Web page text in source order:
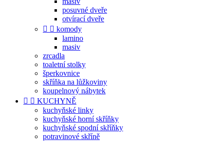
posuvné dveře
otvírací dveře
  komody
lamino
masiv
zrcadla
toaletní stolky
šperkovnice
skříňka na lůžkoviny
koupelnový nábytek
  KUCHYNĚ
kuchyňské linky
kuchyňské horní skříňky
kuchyňské spodní skříňky
potravinové skříně